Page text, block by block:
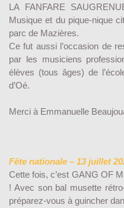
LA FANFARE
Musique et du pique-nique
parc de Mazières.
Ce fut aussi l’occasion de
par les musiciens
élèves (tous âges) de
d’Oé.
Merci à Emmanuelle
Fête nationale – 13 juillet
Cette fois, c’est GANG OF
! Avec son bal musette
préparez-vous à guincher